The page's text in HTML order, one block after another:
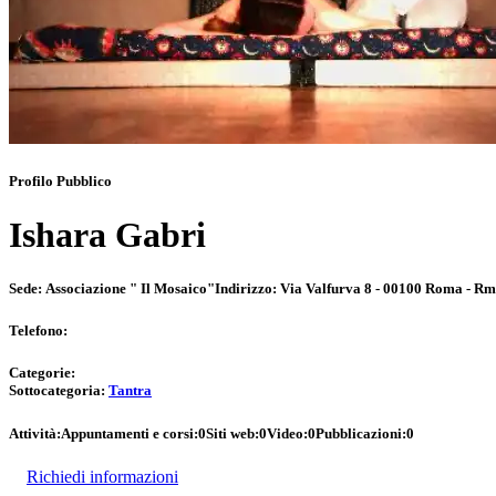
Profilo Pubblico
Ishara Gabri
Sede: Associazione " Il Mosaico"Indirizzo: Via Valfurva 8 - 00100 Roma -
Telefono:
Categorie:
Sottocategoria: Tantra
Attività:Appuntamenti e corsi:0Siti web:0Video:0Pubblicazioni:0
Richiedi informazioni